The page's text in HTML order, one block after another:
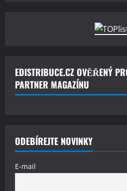
EDISTRIBUCE.CZ OVĚŘENÝ
PARTNER MAGAZÍNU
ODEBÍREJTE NOVINKY
E-mail